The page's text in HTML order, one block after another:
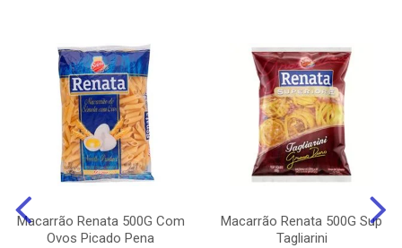
Macarrão Renata 500G Com
Ovos Picado Pena
Macarrão Renata 500G Sup
Tagliarini